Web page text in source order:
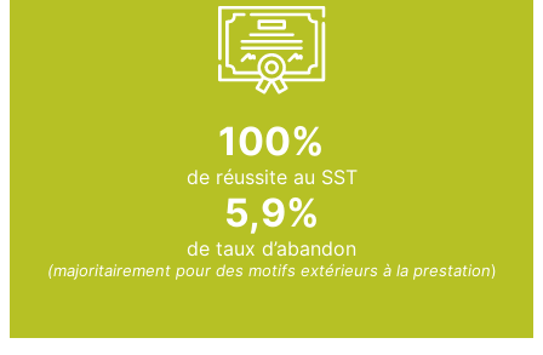
100%
de réussite au SST
5,9%
de taux d’abandon
(majoritairement pour des motifs extérieurs à la prestation)